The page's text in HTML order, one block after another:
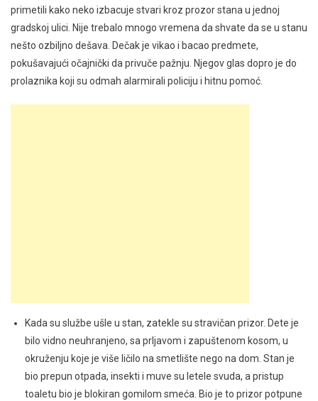
primetili kako neko izbacuje stvari kroz prozor stana u jednoj
gradskoj ulici. Nije trebalo mnogo vremena da shvate da se u stanu
nešto ozbiljno dešava. Dečak je vikao i bacao predmete,
pokušavajući očajnički da privuče pažnju. Njegov glas dopro je do
prolaznika koji su odmah alarmirali policiju i hitnu pomoć.
Kada su službe ušle u stan, zatekle su stravičan prizor. Dete je
bilo vidno neuhranjeno, sa prljavom i zapuštenom kosom, u
okruženju koje je više ličilo na smetlište nego na dom. Stan je
bio prepun otpada, insekti i muve su letele svuda, a pristup
toaletu bio je blokiran gomilom smeća. Bio je to prizor potpune